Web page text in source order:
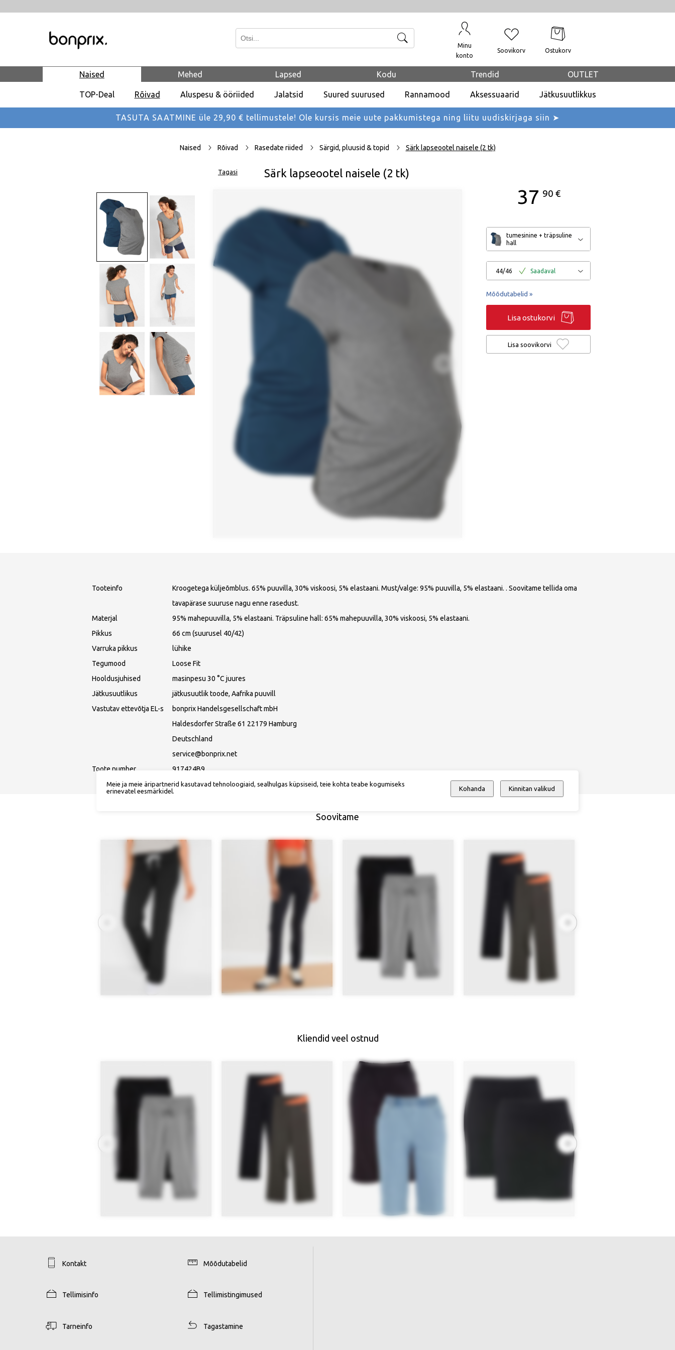
Otsi
Minu
konto
Soovikorv Ostukorv
Naised
TOP-Deal Rõivad Aluspesu & ööriided Jalatsid Suured suurused Rannamood Aksessuaarid Jätkusuutlikkus
Mehed Lapsed Kodu Trendid OUTLET
TASUTA SAATMINE üle 29,90 € tellimustele! Ole kursis meie uute pakkumistega ning liitu uudiskirjaga siin ➤
Naised Rõivad Rasedate riided Särgid, pluusid & topid Särk lapseootel naisele (2 tk)
Tagasi Särk lapseootel naisele (2 tk)
37 90 €
tumesinine + träpsuline
hall
44/46 Saadaval
Mõõdutabelid »
Lisa ostukorvi
Lisa soovikorvi
Tooteinfo
Kroogetega küljeõmblus. 65% puuvilla, 30% viskoosi, 5% elastaani. Must/valge: 95% puuvilla, 5% elastaani. . Soovitame tellida oma
tavapärase suuruse nagu enne rasedust.
Materjal
95% mahepuuvilla, 5% elastaani. Träpsuline hall: 65% mahepuuvilla, 30% viskoosi, 5% elastaani.
Pikkus
66 cm (suurusel 40/42)
Varruka pikkus
lühike
Tegumood
Loose Fit
Hooldusjuhised
masinpesu 30 °C juures
Jätkusuutlikus
jätkusuutlik toode, Aafrika puuvill
Vastutav ettevõtja EL-s
bonprix Handelsgesellschaft mbH
Haldesdorfer Straße 61 22179 Hamburg
Deutschland
service@bonprix.net
Toote number
917424B9
Soovitame
Kliendid veel ostnud
Kontakt Mõõdutabelid
Tellimisinfo Tellimistingimused
Tarneinfo Tagastamine
Meie ja meie äripartnerid kasutavad tehnoloogiaid, sealhulgas küpsiseid, teie kohta teabe kogumiseks
erinevatel eesmärkidel.
Kohanda Kinnitan valikud